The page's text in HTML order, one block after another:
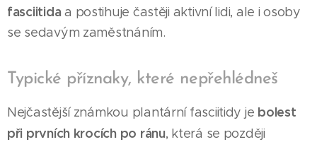
fasciitidaa postihuje častěji aktivní lidi, ale i osoby
se sedavým zaměstnáním.
Typické příznaky, které nepřehlédneš
Nejčastější známkou plantární fasciitidy je bolest
při prvních krocích po ránu, která se později